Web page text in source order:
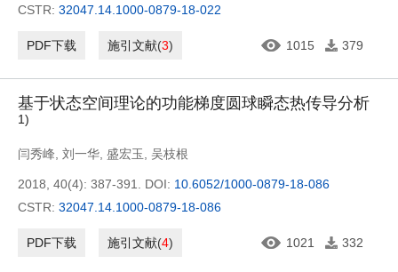
CSTR: 32047.14.1000-0879-18-022
PDF下载 施引文献(3) 1015 379
基于状态空间理论的功能梯度圆球瞬态热传导分析
1)
闫秀峰 刘一华 盛宏玉 吴枝根
2018, 40(4): 387-391. DOI: 10.6052/1000-0879-18-086
CSTR: 32047.14.1000-0879-18-086
PDF下载 施引文献(4) 1021 332